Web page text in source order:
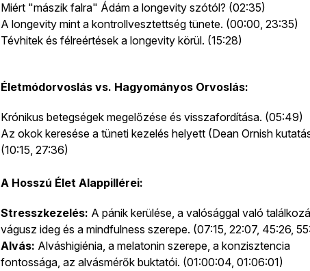
Miért "mászik falra" Ádám a longevity szótól? (02:35)
A longevity mint a kontrollvesztettség tünete. (00:00, 23:35)
Tévhitek és félreértések a longevity körül. (15:28)
Életmódorvoslás vs. Hagyományos Orvoslás:
Krónikus betegségek megelőzése és visszafordítása. (05:49)
Az okok keresése a tüneti kezelés helyett (Dean Ornish
(10:15, 27:36)
A Hosszú Élet Alappillérei:
Stresszkezelés: A pánik kerülése, a valósággal való
vágusz ideg és a mindfulness szerepe. (07:15, 22:07, 45:26,
Alvás: Alváshigiénia, a melatonin szerepe, a konzisztencia
fontossága, az alvásmérők buktatói. (01:00:04, 01:06:01)